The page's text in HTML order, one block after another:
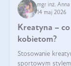
mgr inż. Anna
14 maj 2026
Kreatyna –
kobietom?
Stosowanie
sportowym